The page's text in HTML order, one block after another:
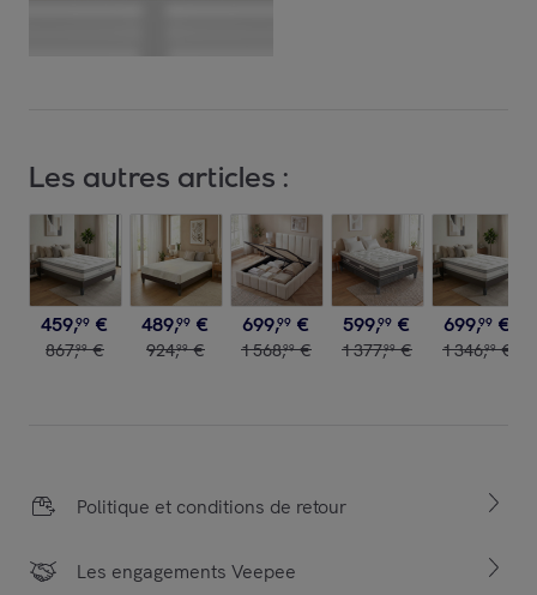
Les autres articles :
459,99 €
867,99 €
489,99 €
924,99 €
699,99 €
1568,99 €
599,99 €
1377,99 €
699,99 €
1346,99 €
Politique et conditions de retour
Les engagements Veepee